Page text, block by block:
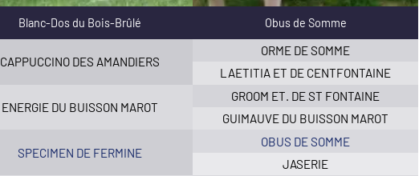
Blanc-Dos du Bois-Brûlé Obus de Somme
CAPPUCCINO DES AMANDIERS
ENERGIE DU BUISSON MAROT
ORME DE SOMME
LAETITIA ET DE CENTFONTAINE
GROOM ET. DE ST FONTAINE
GUIMAUVE DU BUISSON MAROT
SPECIMEN DE FERMINE
OBUS DE SOMME
JASERIE